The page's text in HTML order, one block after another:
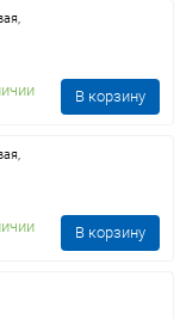
В корзину
В корзину